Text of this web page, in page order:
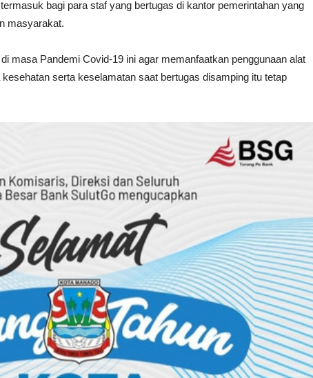
bagi para staf yang bertugas di kantor pemerintahan yang
masyarakat.
masa Pandemi Covid-19 ini agar memanfaatkan penggunaan alat
serta keselamatan saat bertugas disamping itu tetap